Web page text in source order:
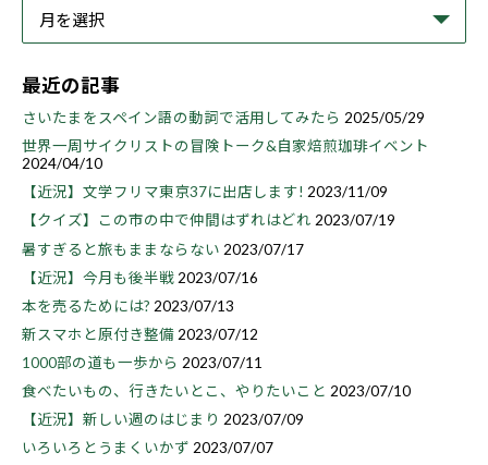
最近の記事
さいたまをスペイン語の動詞で活用してみたら 2025/05/29
世界一周サイクリストの冒険トーク&自家焙煎珈琲イベント
2024/04/10
【近況】文学フリマ東京37に出店します! 2023/11/09
【クイズ】この市の中で仲間はずれはどれ 2023/07/19
暑すぎると旅もままならない 2023/07/17
【近況】今月も後半戦 2023/07/16
本を売るためには? 2023/07/13
新スマホと原付き整備 2023/07/12
1000部の道も一歩から 2023/07/11
食べたいもの、行きたいとこ、やりたいこと 2023/07/10
【近況】新しい週のはじまり 2023/07/09
いろいろとうまくいかず 2023/07/07